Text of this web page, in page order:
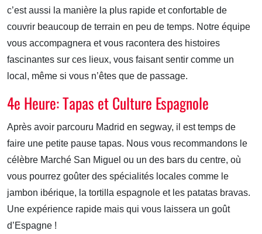
c’est aussi la manière la plus rapide et confortable de
couvrir beaucoup de terrain en peu de temps. Notre équipe
vous accompagnera et vous racontera des histoires
fascinantes sur ces lieux, vous faisant sentir comme un
local, même si vous n’êtes que de passage.
4e Heure: Tapas et Culture Espagnole
Après avoir parcouru Madrid en segway, il est temps de
faire une petite pause tapas. Nous vous recommandons le
célèbre Marché San Miguel ou un des bars du centre, où
vous pourrez goûter des spécialités locales comme le
jambon ibérique, la tortilla espagnole et les patatas bravas.
Une expérience rapide mais qui vous laissera un goût
d’Espagne !